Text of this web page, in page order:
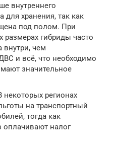
внутреннего
для хранения, так как
под полом. При
гибриды часто
чем
и всё, что необходимо
значительное
регионах
на транспортный
тогда как
оплачивают налог